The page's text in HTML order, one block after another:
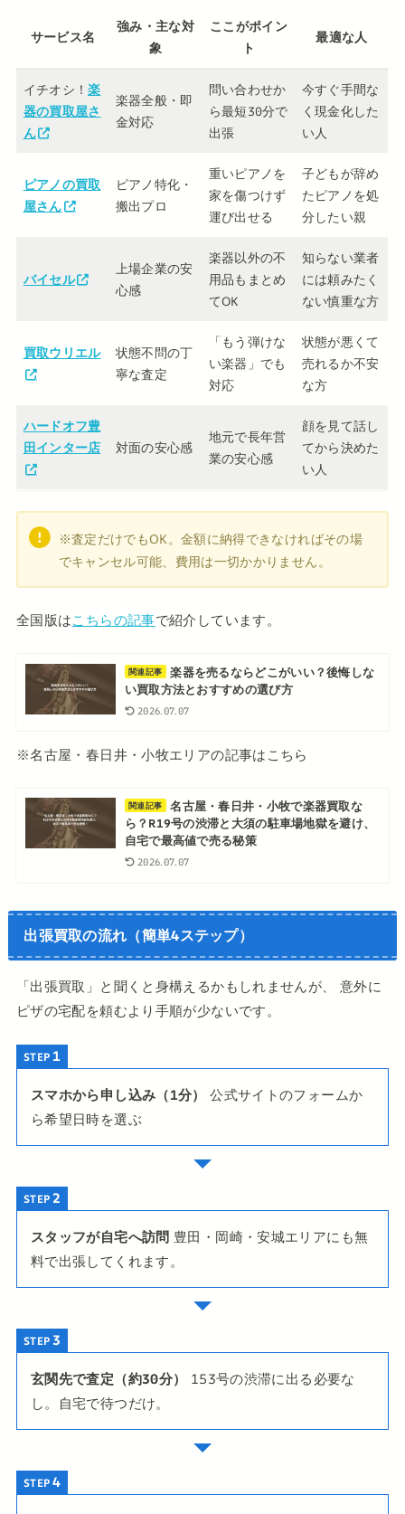
サービス名
強み・主な対
象
ここがポイン
ト
最適な人
イチオシ！楽
器の買取屋さ
ん
楽器全般・即
金対応
問い合わせか
ら最短30分で
出張
今すぐ手間な
く現金化した
い人
ピアノの買取
屋さん
ピアノ特化・
搬出プロ
重いピアノを
家を傷つけず
運び出せる
子どもが辞め
たピアノを処
分したい親
バイセル
上場企業の安
心感
楽器以外の不
用品もまとめ
てOK
知らない業者
には頼みたく
ない慎重な方
買取ウリエル
状態不問の丁
寧な査定
「もう弾けな
い楽器」でも
対応
状態が悪くて
売れるか不安
な方
ハードオフ豊
田インター店
対面の安心感
地元で長年営
業の安心感
顔を見て話し
てから決めた
い人
※査定だけでもOK。金額に納得できなければその場
でキャンセル可能、費用は一切かかりません。
全国版はこちらの記事で紹介しています。
関連記事
楽器を売るならどこがいい？後悔しな
い買取方法とおすすめの選び方
2026.07.07
※名古屋・春日井・小牧エリアの記事はこちら
関連記事
名古屋・春日井・小牧で楽器買取な
ら？R19号の渋滞と大須の駐車場地獄を避け、
自宅で最高値で売る秘策
2026.07.07
出張買取の流れ（簡単4ステップ）
「出張買取」と聞くと身構えるかもしれませんが、 意外に
ピザの宅配を頼むより手順が少ないです。
STEP
スマホから申し込み（1分）
公式サイトのフォームか
ら希望日時を選ぶ
STEP
スタッフが自宅へ訪問 豊田・岡崎・安城エリアにも無
料で出張してくれます。
STEP
玄関先で査定（約30分）
153号の渋滞に出る必要な
し。自宅で待つだけ。
STEP